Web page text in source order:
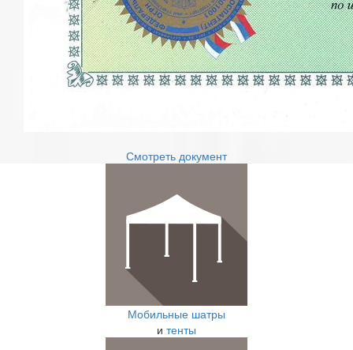
Смотреть документ
Мобильные шатры
и тенты